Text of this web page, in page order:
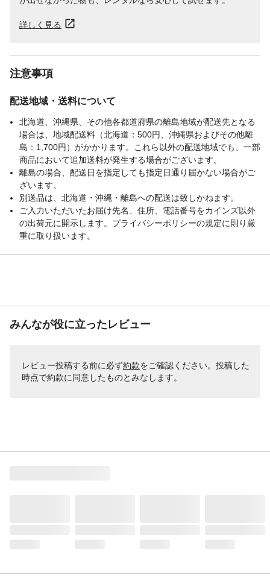
詳しく見る
注意事項
配送地域・送料について
北海道、沖縄県、その他各都道府県の離島地域が配送先となる
場合は、地域配送料（北海道：500円、沖縄県およびその他離
島：1,700円）がかかります。これら以外の配送地域でも、一部
商品において追加送料が発生する場合がございます。
離島の場合、配送日を指定しても指定日通り届かない場合がご
ざいます。
別送品は、北海道・沖縄・離島への配送は致しかねます。
ご入力いただいたお届け先名、住所、電話番号をカインズ以外
の出荷元に開示します。プライバシーポリシーの規定に則り厳
重に取り扱います。
みんなが役に立ったレビュー
レビュー投稿する前に必ず約款をご確認ください。投稿した
時点で約款に同意したものとみなします。